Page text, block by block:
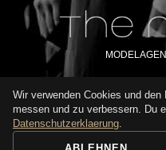
IMPRESSUM
NUTZUNGSBEDINGUNGEN
Wir verwenden Cookies und
messen und zu verbessern. Du
Datenschutzerklaerung.